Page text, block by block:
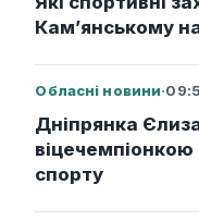
Кам’янському
Обласні новини·
Дніпрянка
віцечемпіонкою
спорту